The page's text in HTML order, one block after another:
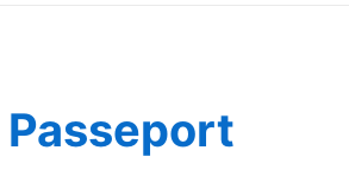
Passeport